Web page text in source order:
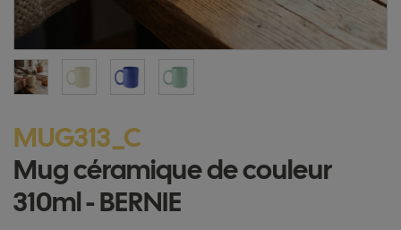
MUG313_C
Mug céramique de couleur
310ml - BERNIE